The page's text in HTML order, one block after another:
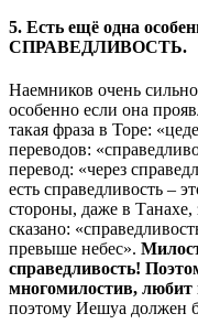
5. Есть ещё одна
СПРАВЕДЛИВОСТЬ.
Наемников очень
особенно если она
такая фраза в Торе:
переводов:
перевод: «через
есть справедливость –
стороны, даже в Танахе,
сказано:
превыше небес».
справедливость!
многомилостив,
поэтому Иешуа должен